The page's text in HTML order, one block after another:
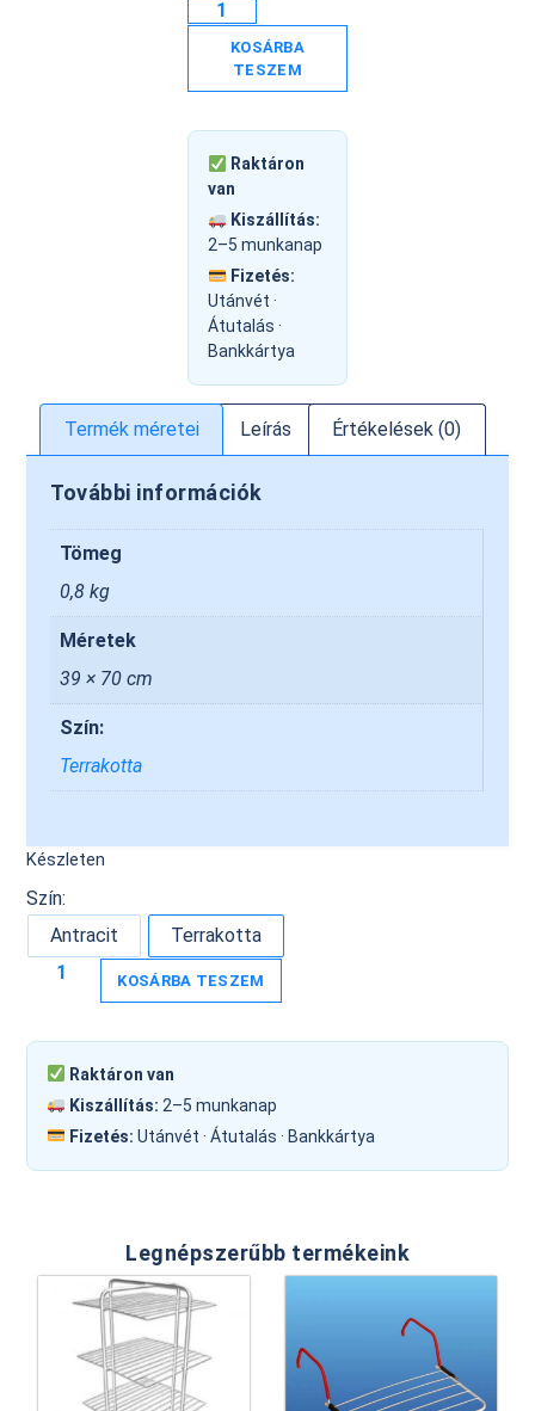
KOSÁRBA
TESZEM
Raktáron
van
Kiszállítás:
2–5 munkanap
Fizetés:
Utánvét ·
Átutalás ·
Bankkártya
Termék méretei Leírás Értékelések (0)
További információk
Tömeg
0,8 kg
Méretek
39 × 70 cm
Szín:
Terrakotta
Készleten
Szín:
Antracit
Terrakotta
KOSÁRBA TESZEM
Raktáron van
Kiszállítás: 2–5 munkanap
Fizetés: Utánvét · Átutalás · Bankkártya
Legnépszerűbb termékeink